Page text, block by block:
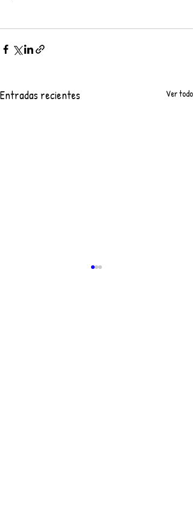
Entradas recientes Ver todo